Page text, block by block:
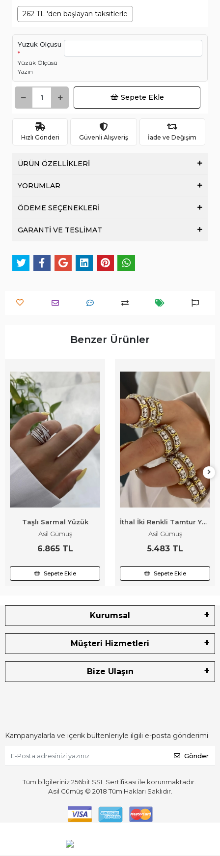
262 TL 'den başlayan taksitlerle
Yüzük Ölçüsü
*
Yüzük Ölçüsü
Yazın
Sepete Ekle
Hızlı Gönderi Güvenli Alışveriş İade ve Değişim
ÜRÜN ÖZELLİKLERİ
YORUMLAR
ÖDEME SEÇENEKLERİ
GARANTİ VE TESLİMAT
Benzer Ürünler
Taşlı Sarmal Yüzük
Asil Gümüş
6.865 TL
Sepete Ekle
İthal İki Renkli Tamtur Yüzük
Asil Gümüş
5.483 TL
Sepete Ekle
Kurumsal
Müşteri Hizmetleri
Bize Ulaşın
Kampanyalarla ve içerik bültenleriyle ilgili e-posta gönderimi
Gönder
Tüm bilgileriniz 256bit SSL Sertifikası ile korunmaktadır.
Asil Gümüş © 2018Tüm Hakları Saklıdır.